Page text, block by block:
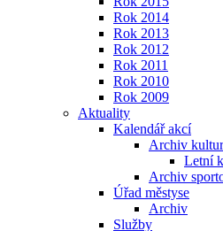
Rok 2014
Rok 2013
Rok 2012
Rok 2011
Rok 2010
Rok 2009
Aktuality
Kalendář akcí
Archiv
Letní
Archiv
Úřad městyse
Archiv
Služby